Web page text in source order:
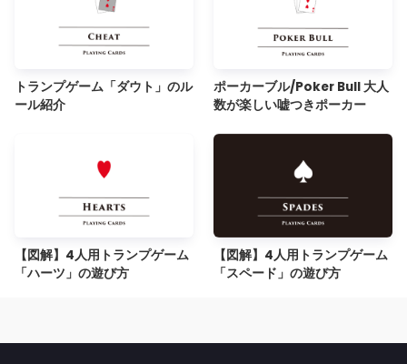
トランプゲーム「ダウト」のル
ール紹介
ポーカーブル/Poker Bull 大人
数が楽しい嘘つきポーカー
【図解】4人用トランプゲーム
「ハーツ」の遊び方
【図解】4人用トランプゲーム
「スペード」の遊び方